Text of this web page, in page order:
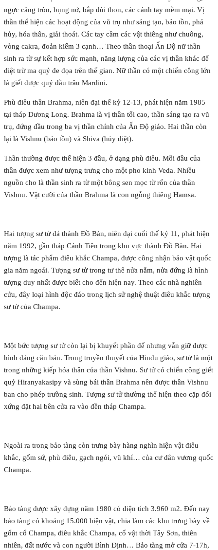
ngực căng tròn, bụng nở, bắp đùi thon, các cánh tay mềm mại. Vị
thần thể hiện các hoạt động của vũ trụ như sáng tạo, bảo tồn, phá
hủy, hóa thân, giải thoát. Các tay cầm các vật thiêng như chuông,
vòng cakra, đoản kiếm 3 cạnh… Theo thần thoại Ấn Độ nữ thần
sinh ra từ sự kết hợp sức mạnh, năng lượng của các vị thần khác để
diệt trừ ma quỷ đe dọa trên thế gian. Nữ thần có một chiến công lớn
là giết được quỷ đầu trâu Mardini.
Phù điêu thần Brahma, niên đại thế kỷ 12-13, phát hiện năm 1985
tại tháp Dương Long. Brahma là vị thần tối cao, thần sáng tạo ra vũ
trụ, đứng đầu trong ba vị thần chính của Ấn Độ giáo. Hai thần còn
lại là Vishnu (bảo tồn) và Shiva (hủy diệt).
Thần thường được thể hiện 3 đầu, ở dạng phù điêu. Mỗi đầu của
thần được xem như tượng trưng cho một pho kinh Veda. Nhiều
nguồn cho là thần sinh ra từ một bông sen mọc từ rốn của thần
Vishnu. Vật cưỡi của thần Brahma là con ngỗng thiêng Hamsa.
Hai tượng sư tử đá thành Đồ Bàn, niên đại cuối thế kỷ 11, phát hiện
năm 1992, gần tháp Cánh Tiên trong khu vực thành Đồ Bàn. Hai
tượng là tác phẩm điêu khắc Champa, được công nhận bảo vật quốc
gia năm ngoái. Tượng sư tử trong tư thế nửa nằm, nửa đứng là hình
tượng duy nhất được biết cho đến hiện nay. Theo các nhà nghiên
cứu, đây loại hình độc đáo trong lịch sử nghệ thuật điêu khắc tượng
sư tử của Champa.
Một bức tượng sư tử còn lại bị khuyết phần đế nhưng vẫn giữ được
hình dáng căn bản. Trong truyền thuyết của Hindu giáo, sư tử là một
trong những kiếp hóa thân của thần Vishnu. Sư tử có chiến công giết
quỷ Hiranyakasipy và sùng bái thần Brahma nên được thần Vishnu
ban cho phép trường sinh. Tượng sư tử thường thể hiện theo cặp đối
xứng đặt hai bên cửa ra vào đền tháp Champa.
Ngoài ra trong bảo tàng còn trưng bày hàng nghìn hiện vật điêu
khắc, gốm sứ, phù điêu, gạch ngói, vũ khí… của cư dân vương quốc
Champa.
Bảo tàng được xây dựng năm 1980 có diện tích 3.960 m2. Đến nay
bảo tàng có khoảng 15.000 hiện vật, chia làm các khu trưng bày về
gốm cổ Champa, điêu khắc Champa, cổ vật thời Tây Sơn, thiên
nhiên, đất nước và con người Bình Định… Bảo tàng mở cửa 7-17h,